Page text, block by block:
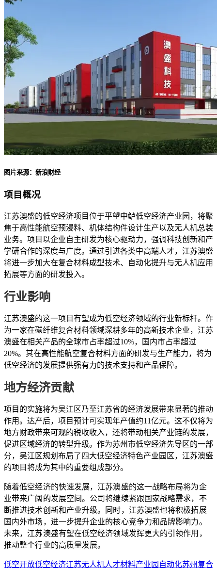
图片来源：新浪财经
项目概况
江苏澳盛的低空经济项目位于平望中鲈低空经济产业园，将聚
焦于高性能航空预浸料、机体结构件设计生产以及无人机总装
业务。项目以企业自主研发为核心驱动力，强调科技创新和产
学研合作的深度与广度。通过引进各类中高端人才，江苏澳盛
将进一步加大在复合材料成型技术、自动化提升与无人机应用
拓展等方面的研发投入。
行业影响
江苏澳盛的这一项目有望成为低空经济领域的行业新标杆。作
为一家在碳纤维复合材料领域深耕多年的高新技术企业，江苏
澳盛在相关产品的全球市占率超过10%，国内市占率超过
20%。其在高性能航空复合材料方面的研发与生产能力，将为
低空经济的发展提供强有力的技术支持和产品保障。
地方经济贡献
项目的实施将为吴江区乃至江苏省的经济发展带来显著的推动
作用。达产后，项目预计可实现年产值约11亿元。这不仅将为
地方财政带来可观的税收收入，还将带动相关产业链的发展，
促进区域经济的转型升级。作为苏州市低空经济先导区的一部
分，吴江区规划布局了四大低空经济特色产业园区，江苏澳盛
的项目将成为其中的重要组成部分。
随着低空经济的快速发展，江苏澳盛的这一战略布局将为企
业带来广阔的发展空间。公司将继续紧跟国家战略需求，不
断推进技术创新和产业升级。同时，江苏澳盛也将积极拓展
国内外市场，进一步提升企业的核心竞争力和品牌影响力。
未来，江苏澳盛有望在低空经济领域发挥更大的引领作用，
推动整个行业的高质量发展。
低空开放低空经济江苏无人机人才材料产业园 自动化苏州 复合